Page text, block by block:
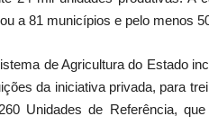
a 81 municípios e pelo menos
de Agricultura do Estado
da iniciativa privada, para
Unidades de Referência,